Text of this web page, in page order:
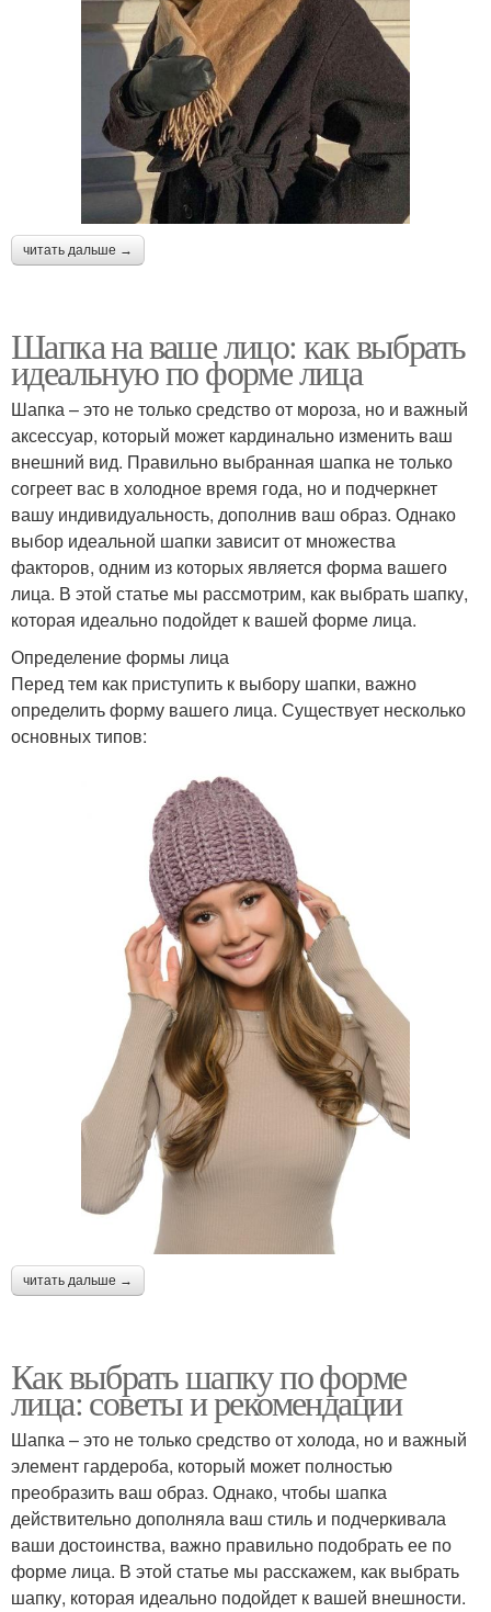
читать дальше →
Шапка на ваше лицо: как выбрать
идеальную по форме лица
Шапка – это не только средство от мороза, но и важный
аксессуар, который может кардинально изменить ваш
внешний вид. Правильно выбранная шапка не только
согреет вас в холодное время года, но и подчеркнет
вашу индивидуальность, дополнив ваш образ. Однако
выбор идеальной шапки зависит от множества
факторов, одним из которых является форма вашего
лица. В этой статье мы рассмотрим, как выбрать шапку,
которая идеально подойдет к вашей форме лица.
Определение формы лица
Перед тем как приступить к выбору шапки, важно
определить форму вашего лица. Существует несколько
основных типов:
читать дальше →
Как выбрать шапку по форме
лица: советы и рекомендации
Шапка – это не только средство от холода, но и важный
элемент гардероба, который может полностью
преобразить ваш образ. Однако, чтобы шапка
действительно дополняла ваш стиль и подчеркивала
ваши достоинства, важно правильно подобрать ее по
форме лица. В этой статье мы расскажем, как выбрать
шапку, которая идеально подойдет к вашей внешности.